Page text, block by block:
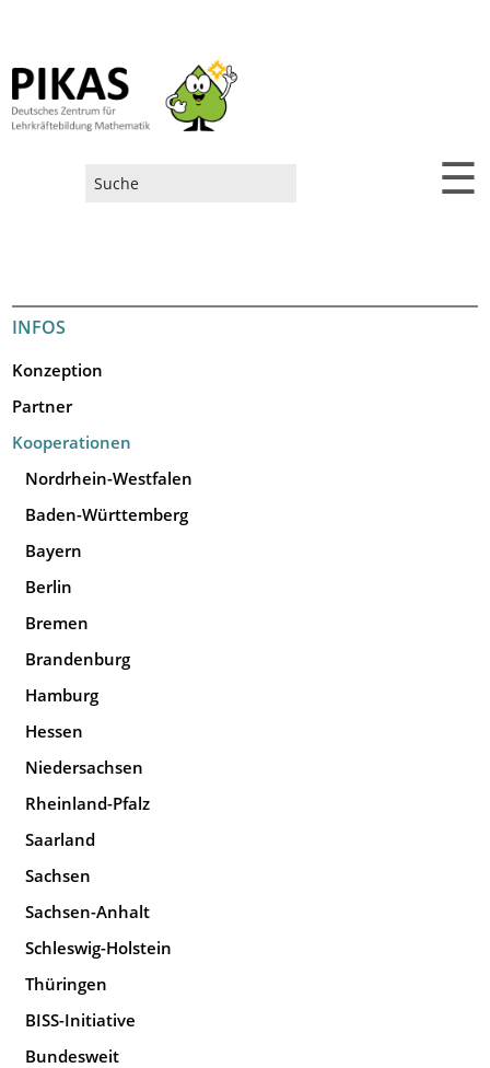
☰
INFOS
Konzeption
Partner
Kooperationen
Nordrhein-Westfalen
Baden-Württemberg
Bayern
Berlin
Bremen
Brandenburg
Hamburg
Hessen
Niedersachsen
Rheinland-Pfalz
Saarland
Sachsen
Sachsen-Anhalt
Schleswig-Holstein
Thüringen
BISS-Initiative
Bundesweit